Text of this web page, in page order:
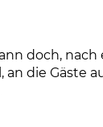
doch, nach
an die Gäste